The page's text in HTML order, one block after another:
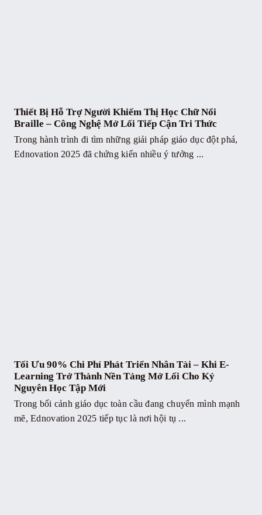
Thiết Bị Hỗ Trợ Người Khiếm Thị Học Chữ Nổi
Braille – Công Nghệ Mở Lối Tiếp Cận Tri Thức
Trong hành trình đi tìm những giải pháp giáo dục đột phá,
Ednovation 2025 đã chứng kiến nhiều ý tưởng ...
Tối Ưu 90% Chi Phí Phát Triển Nhân Tài – Khi E-
Learning Trở Thành Nền Tảng Mở Lối Cho Kỷ
Nguyên Học Tập Mới
Trong bối cảnh giáo dục toàn cầu đang chuyển mình mạnh
mẽ, Ednovation 2025 tiếp tục là nơi hội tụ ...